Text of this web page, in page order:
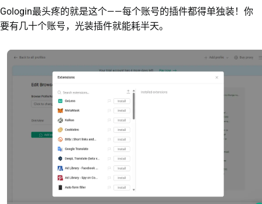
Gologin最头疼的就是这个——每个账号的插件都得单独装！你
要有几十个账号，光装插件就能耗半天。